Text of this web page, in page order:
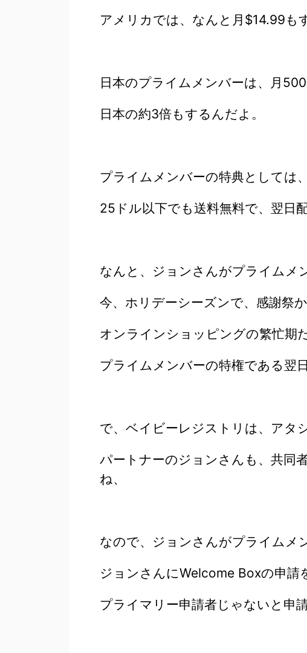
アメリカでは、なんと月$14.99も
日本のプライムメンバーは、月
日本の約3倍もするんだよ。
プライムメンバーの特典としては、
25ドル以下でも送料無料で、翌日
なんと、ジョンさんがプライムメ
今、ホリデーシーズンで、感謝祭
オンラインショッピングの繁忙期
プライムメンバーの特権である翌
で、ベイビーレジストリは、アタ
パートナーのジョンさんも、共同
ね、
なので、ジョンさんがプライムメ
ジョンさんにWelcome Boxの申請
プライマリー申請者じゃないと申